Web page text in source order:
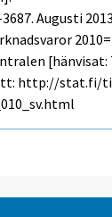
3687.Augusti
[hänvisat:
http://stat.fi/